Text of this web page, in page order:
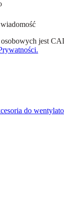
jest
do